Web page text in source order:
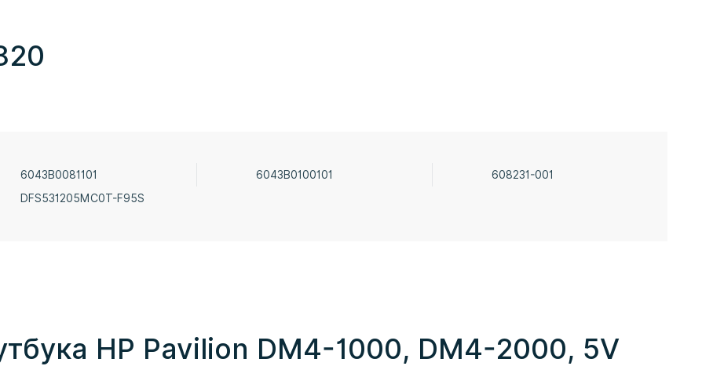
6043B0081101 6043B0100101
608231-001
DFS531205MC0T-F95S
HP Pavilion DM4-1000, DM4-2000, 5V